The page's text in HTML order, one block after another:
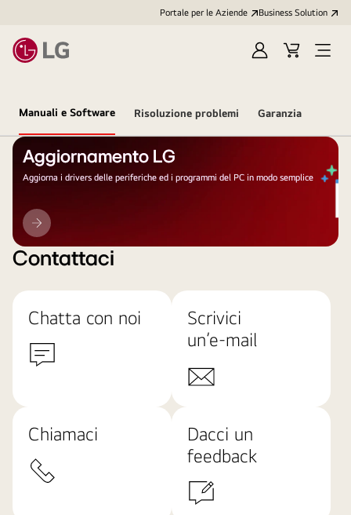
Portale per le Aziende Business Solution
AccediCart
Open
Manuali e Software Risoluzione problemi Garanzia
Aggiornamento LG
Aggiorna i drivers delle periferiche ed i programmi del PC in modo semplice
Aggiornamento
LG
Contattaci
Chatta con noi
Scrivici
un’e-mail
Chiamaci
Dacci un
feedback